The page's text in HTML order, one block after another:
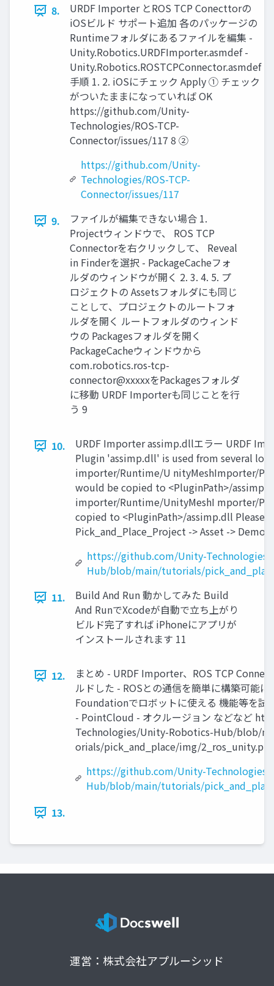
8.
URDF Importer とROS TCP Conecttorの
iOSビルド サポート追加 各のパッケージの
Runtimeフォルダにあるファイルを編集 -
Unity.Robotics.URDFImporter.asmdef -
Unity.Robotics.ROSTCPConnector.asmdef
手順 1. 2. iOSにチェック Apply ① チェック
がついたままになっていれば OK
https://github.com/Unity-
Technologies/ROS-TCP-
Connector/issues/117 8 ②
https://github.com/Unity-
Technologies/ROS-TCP-
Connector/issues/117
9.
ファイルが編集できない場合 1.
Projectウィンドウで、 ROS TCP
Connectorを右クリックして、 Reveal
in Finderを選択 - PackageCacheフォ
ルダのウィンドウが開く 2. 3. 4. 5. プ
ロジェクトの Assetsフォルダにも同じ
ことして、プロジェクトのルートフォ
ルダを開く ルートフォルダのウィンド
ウの Packagesフォルダを開く
PackageCacheウィンドウから
com.robotics.ros-tcp-
connector@xxxxxをPackagesフォルダ
に移動 URDF Importerも同じことを行
う 9
10.
URDF Importer assimp.dllエラー URDF
Plugin 'assimp.dll' is used from several
importer/Runtime/U nityMeshImporter/
would be copied to <PluginPath>/
importer/Runtime/UnityMeshI mporter/
copied to <PluginPath>/assimp.dll Please
Pick_and_Place_Project -> Asset ->
https://github.com/Unity-
Hub/blob/main/tutorials/
11.
Build And Run 動かしてみた Build
And RunでXcodeが自動で立ち上がり
ビルド完了すれば iPhoneにアプリが
インストールされます 11
12.
まとめ - URDF Importer、ROS TCP
ルドした - ROSとの通信を簡単に構築可能に
Foundationでロボットに使える 機能等を試
- PointCloud - オクルージョン などなど
Technologies/Unity-Robotics-Hub/blob/
orials/pick_and_place/img/
https://github.com/Unity-
Hub/blob/main/tutorials/
13.
運営：株式会社アプルーシッド